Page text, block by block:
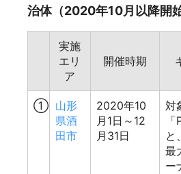
治体（2020年10月以降開始
実施
エリ
ア
開催時期
① 山形
県酒
田市
2020年10
月1日～12
月31日
対
と
最
ー